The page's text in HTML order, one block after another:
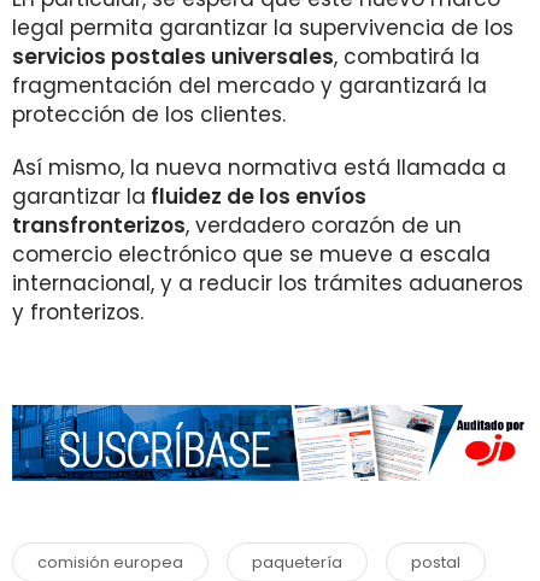
legal permita garantizar la supervivencia de los
servicios postales universales, combatirá la
fragmentación del mercado y garantizará la
protección de los clientes.
Así mismo, la nueva normativa está llamada a
garantizar la fluidez de los envíos
transfronterizos, verdadero corazón de un
comercio electrónico que se mueve a escala
internacional, y a reducir los trámites aduaneros
y fronterizos.
comisión europea paquetería postal